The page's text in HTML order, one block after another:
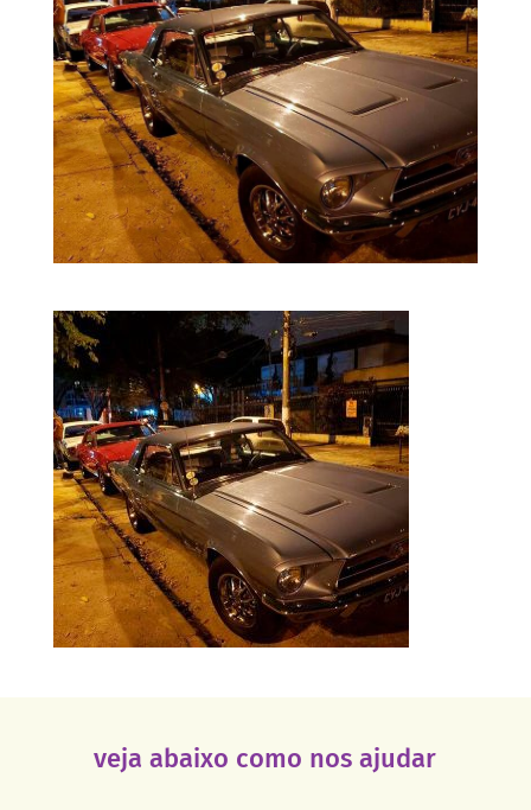
veja abaixo como nos ajudar